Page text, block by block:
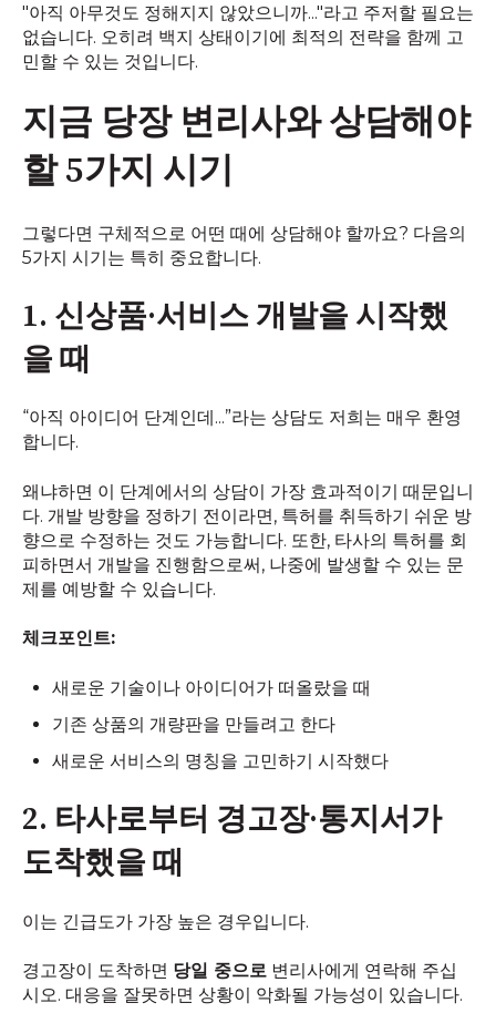
"아직 아무것도 정해지지 않았으니까..."라고 주저할 필요는
없습니다. 오히려 백지 상태이기에 최적의 전략을 함께 고
민할 수 있는 것입니다.
지금 당장 변리사와 상담해야
할 5가지 시기
그렇다면 구체적으로 어떤 때에 상담해야 할까요? 다음의
5가지 시기는 특히 중요합니다.
1. 신상품·서비스 개발을 시작했
을 때
“아직 아이디어 단계인데...”라는 상담도 저희는 매우 환영
합니다.
왜냐하면 이 단계에서의 상담이 가장 효과적이기 때문입니
다. 개발 방향을 정하기 전이라면, 특허를 취득하기 쉬운 방
향으로 수정하는 것도 가능합니다. 또한, 타사의 특허를 회
피하면서 개발을 진행함으로써, 나중에 발생할 수 있는 문
제를 예방할 수 있습니다.
체크포인트:
새로운 기술이나 아이디어가 떠올랐을 때
기존 상품의 개량판을 만들려고 한다
새로운 서비스의 명칭을 고민하기 시작했다
2. 타사로부터 경고장·통지서가
도착했을 때
이는 긴급도가 가장 높은 경우입니다.
경고장이 도착하면 당일 중으로 변리사에게 연락해 주십
시오. 대응을 잘못하면 상황이 악화될 가능성이 있습니다.